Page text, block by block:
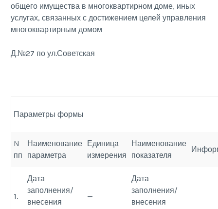
общего имущества в многоквартирном доме, иных
услугах, связанных с достижением целей управления
многоквартирным домом
Д.№27 по ул.Советская
Параметры формы
N
пп
Наименование
параметра
Единица
измерения
Наименование
показателя
1.
Дата
заполнения/
внесения
—
Дата
заполнения/
внесения